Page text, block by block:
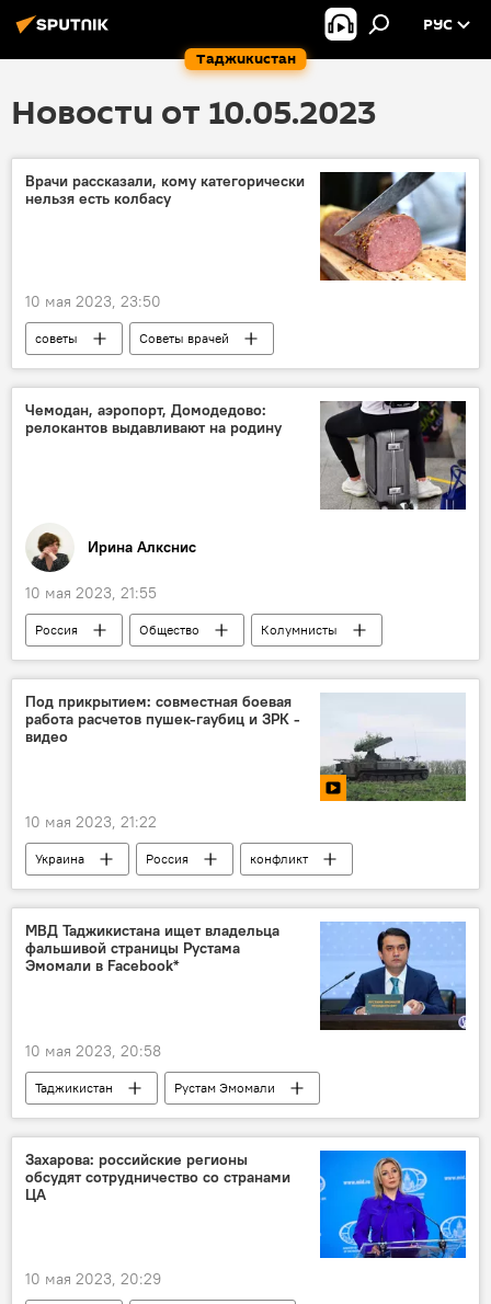
Таджикистан
РУС
Новости от 10.05.2023
Врачи рассказали, кому категорически
нельзя есть колбасу
10 мая 2023, 23:50
советы
Советы врачей
Здравоохранение
питание
производство
Чемодан, аэропорт, Домодедово:
релокантов выдавливают на родину
Иринa Алкснис
10 мая 2023, 21:55
Россия Общество
Колумнисты
Аналитика
Политика
Под прикрытием: совместная боевая
работа расчетов пушек-гаубиц и ЗРК -
видео
10 мая 2023, 21:22
Украина Россия
конфликт
Видео
Армия и вооружение
Спецоперация России по защите Донбасса: последние новости
МВД Таджикистана ищет владельца
фальшивой страницы Рустама
Эмомали в Facebook*
10 мая 2023, 20:58
Таджикистан
Рустам Эмомали
МВД Таджикистана
Общество
Захарова: российские регионы
обсудят сотрудничество со странами
ЦА
10 мая 2023, 20:29